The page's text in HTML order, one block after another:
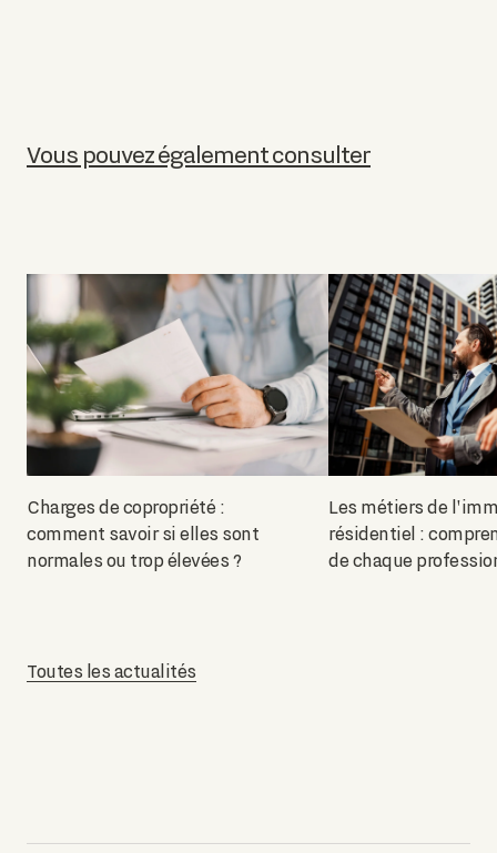
Vous pouvez également consulter
Charges de copropriété :
comment savoir si elles sont
normales ou trop élevées ?
Les métiers de
résidentiel :
de chaque
Toutes les actualités